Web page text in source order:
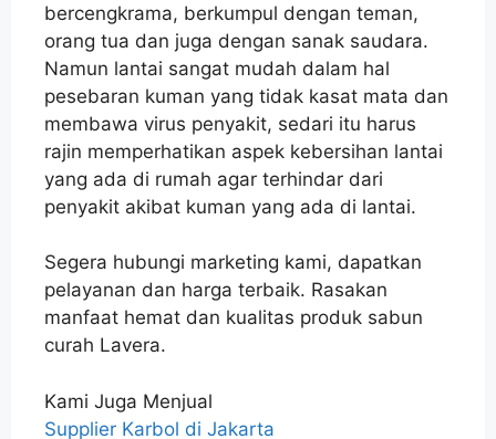
bercengkrama, berkumpul dengan teman,
orang tua dan juga dengan sanak saudara.
Namun lantai sangat mudah dalam hal
pesebaran kuman yang tidak kasat mata dan
membawa virus penyakit, sedari itu harus
rajin memperhatikan aspek kebersihan lantai
yang ada di rumah agar terhindar dari
penyakit akibat kuman yang ada di lantai.
Segera hubungi marketing kami, dapatkan
pelayanan dan harga terbaik. Rasakan
manfaat hemat dan kualitas produk sabun
curah Lavera.
Kami Juga Menjual
Supplier Karbol di Jakarta